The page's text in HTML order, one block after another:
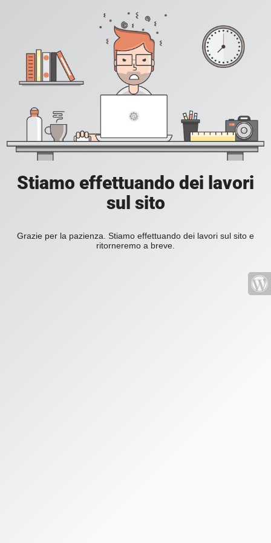
Stiamo effettuando dei lavori
sul sito
Grazie per la pazienza. Stiamo effettuando dei lavori sul sito e
ritorneremo a breve.